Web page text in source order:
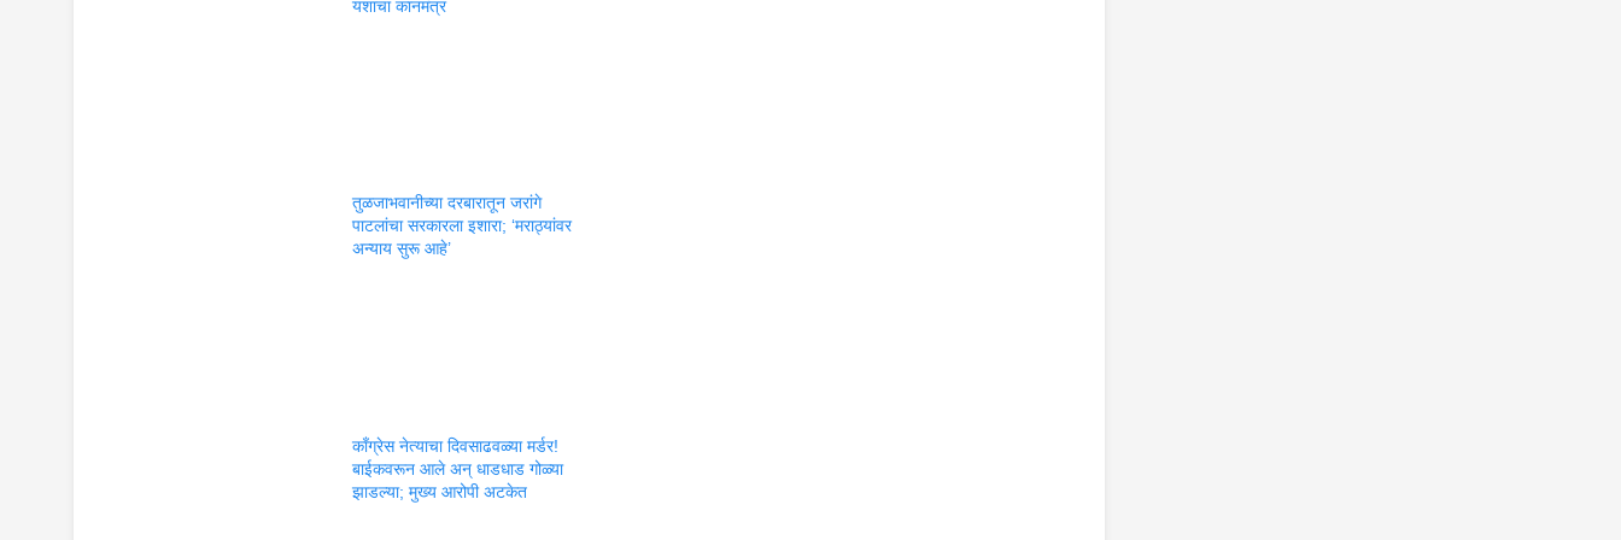
यशाचा कानमंत्र
तुळजाभवानीच्या दरबारातून जरांगे
पाटलांचा सरकारला इशारा; ‘मराठ्यांवर
अन्याय सुरू आहे’
काँग्रेस नेत्याचा दिवसाढवळ्या मर्डर!
बाईकवरून आले अन् धाडधाड गोळ्या
झाडल्या; मुख्य आरोपी अटकेत